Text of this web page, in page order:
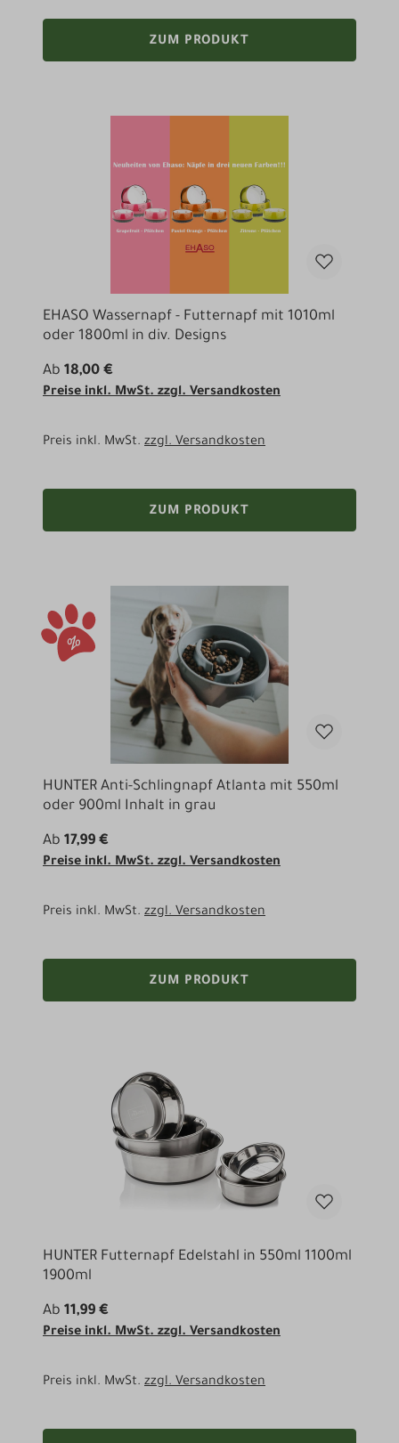
ZUM PRODUKT
EHASO Wassernapf - Futternapf mit 1010ml
oder 1800ml in div. Designs
Ab 18,00 €
Preise inkl. MwSt. zzgl. Versandkosten
Preis inkl. MwSt. zzgl. Versandkosten
ZUM PRODUKT
HUNTER Anti-Schlingnapf Atlanta mit 550ml
oder 900ml Inhalt in grau
Ab 17,99 €
Preise inkl. MwSt. zzgl. Versandkosten
Preis inkl. MwSt. zzgl. Versandkosten
ZUM PRODUKT
HUNTER Futternapf Edelstahl in 550ml 1100ml
1900ml
Ab 11,99 €
Preise inkl. MwSt. zzgl. Versandkosten
Preis inkl. MwSt. zzgl. Versandkosten